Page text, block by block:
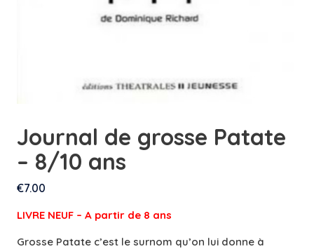
Journal de grosse Patate
– 8/10 ans
€7.00
LIVRE NEUF – A partir de 8 ans
Grosse Patate c’est le surnom qu’on lui donne à